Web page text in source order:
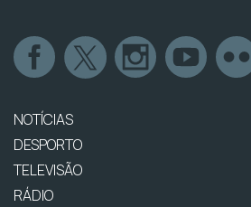
NOTÍCIAS
DESPORTO
TELEVISÃO
RÁDIO